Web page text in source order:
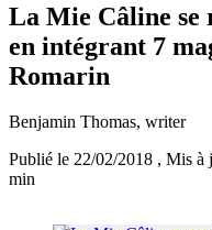
La Mie Câline se
en intégrant 7
Romarin
Benjamin Thomas, writer
Publié le 22/02/2018 , Mis à
min